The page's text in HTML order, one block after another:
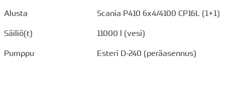
Alusta
Scania P410 6x4/4100 CP16L (1+1)
Säiliö(t)
11000 l (vesi)
Pumppu
Esteri D-240 (peräasennus)